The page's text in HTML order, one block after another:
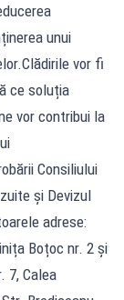
unui
vor fi
ce soluția
vor contribui la
Consiliului
și Devizul
adrese:
Boțoc nr. 2 și
7, Calea